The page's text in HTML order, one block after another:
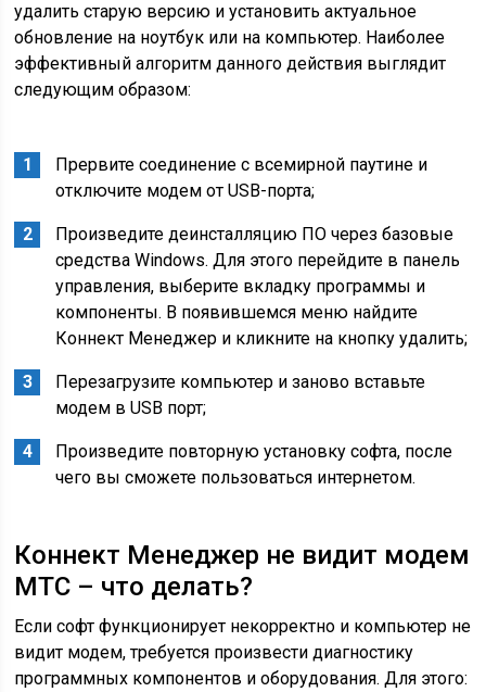
удалить старую версию и установить актуальное
обновление на ноутбук или на компьютер. Наиболее
эффективный алгоритм данного действия выглядит
следующим образом:
Прервите соединение с всемирной паутине и
отключите модем от USB-порта;
Произведите деинсталляцию ПО через базовые
средства Windows. Для этого перейдите в панель
управления, выберите вкладку программы и
компоненты. В появившемся меню найдите
Коннект Менеджер и кликните на кнопку удалить;
Перезагрузите компьютер и заново вставьте
модем в USB порт;
Произведите повторную установку софта, после
чего вы сможете пользоваться интернетом.
Коннект Менеджер не видит модем
МТС – что делать?
Если софт функционирует некорректно и компьютер не
видит модем, требуется произвести диагностику
программных компонентов и оборудования. Для этого: